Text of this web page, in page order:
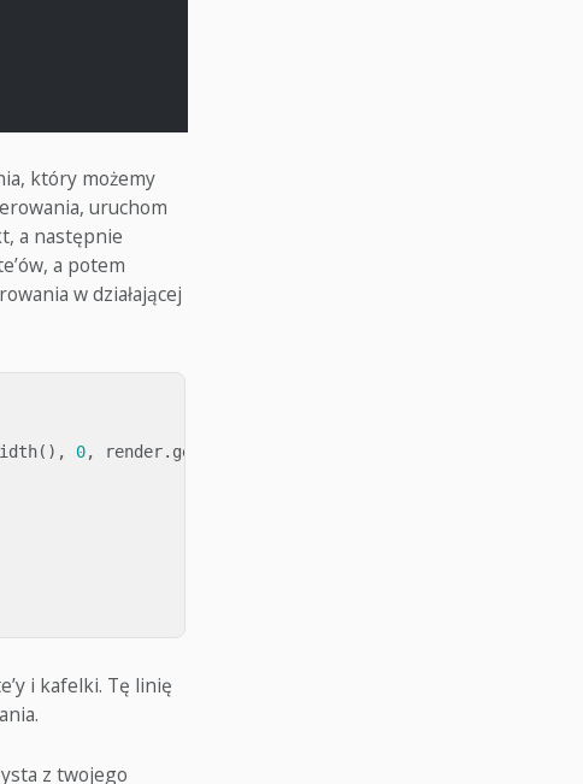
który możemy
uruchom
a następnie
a potem
w działającej
(), 0, render. get_height
i kafelki. Tę linię
z twojego